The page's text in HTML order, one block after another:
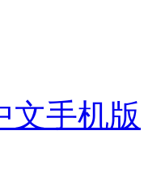
文手机版